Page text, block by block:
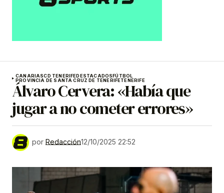
CANARIASCD TENERIFEDESTACADOSFÚTBOL
PROVINCIA DE SANTA CRUZ DE TENERIFETENERIFE
Álvaro Cervera: «Había que
jugar a no cometer errores»
por Redacción12/10/2025 22:52